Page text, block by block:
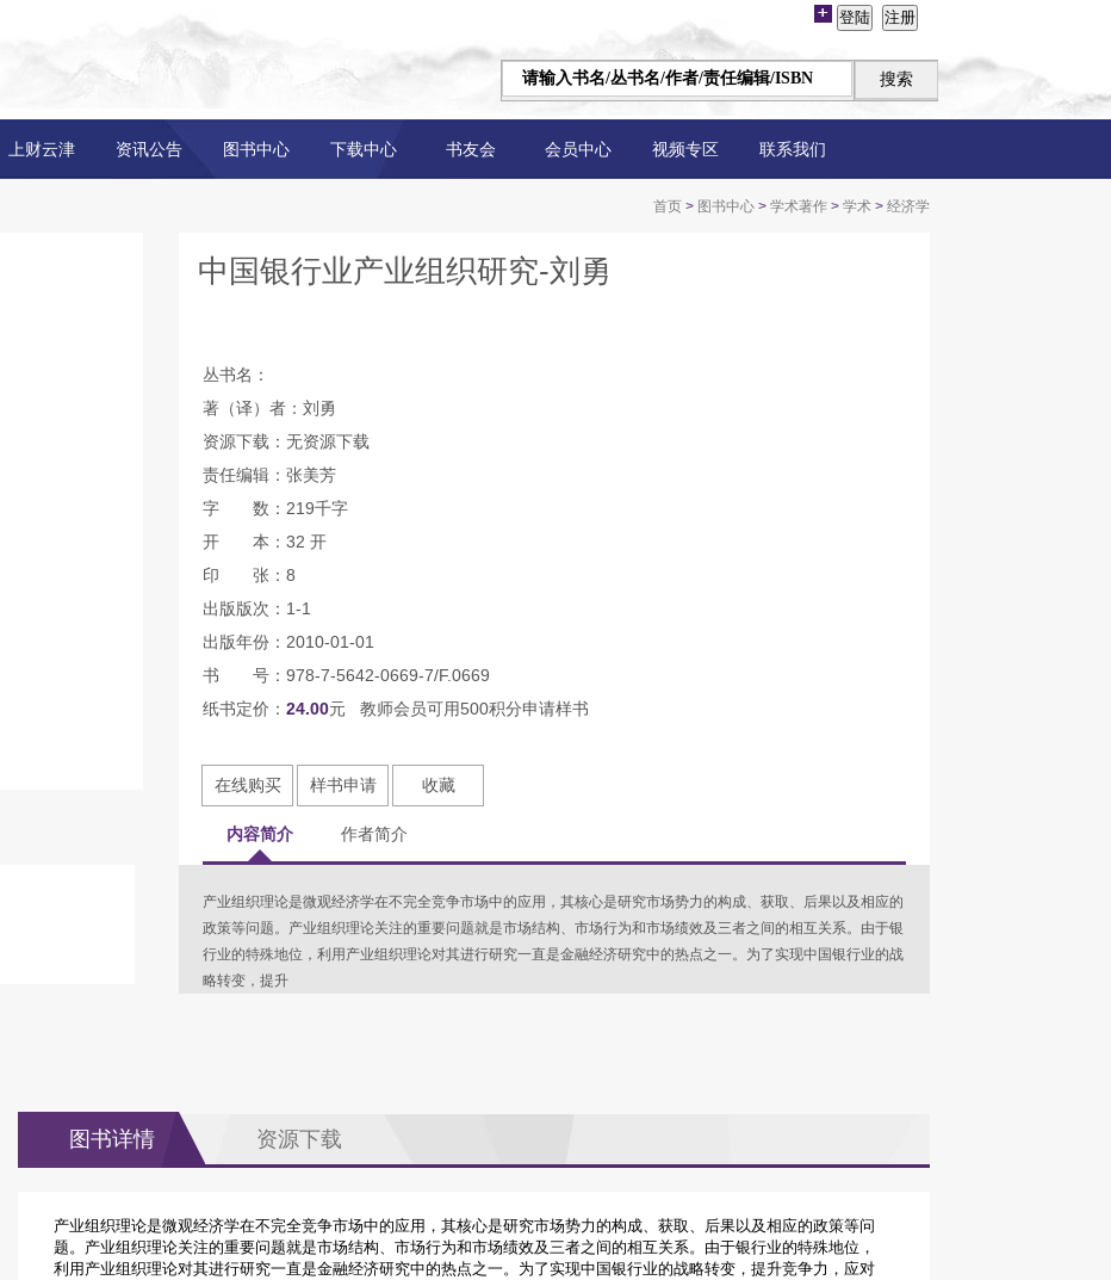
上财云津 资讯公告 图书中心 下载中心 书友会 会员中心 视频专区 联系我们
首页 > 图书中心 > 学术著作 > 学术 > 经济学
中国银行业产业组织研究-刘勇
丛书名：
著（译）者：刘勇
资源下载：无资源下载
责任编辑：张美芳
字 数：219千字
开 本：32 开
印 张：8
出版版次：1-1
出版年份：2010-01-01
书 号：978-7-5642-0669-7/F.0669
纸书定价： 24.00元 教师会员可用500积分申请样书
在线购买 样书申请 收藏
内容简介 作者简介
产业组织理论是微观经济学在不完全竞争市场中的应用，其核心是研究市场势力的构成、获取、后果以及相应的
政策等问题。产业组织理论关注的重要问题就是市场结构、市场行为和市场绩效及三者之间的相互关系。由于银
行业的特殊地位，利用产业组织理论对其进行研究一直是金融经济研究中的热点之一。为了实现中国银行业的战
略转变，提升
图书详情 资源下载
产业组织理论是微观经济学在不完全竞争市场中的应用，其核心是研究市场势力的构成、获取、后果以及相应的政策等问
题。产业组织理论关注的重要问题就是市场结构、市场行为和市场绩效及三者之间的相互关系。由于银行业的特殊地位，
利用产业组织理论对其进行研究一直是金融经济研究中的热点之一。为了实现中国银行业的战略转变，提升竞争力，应对